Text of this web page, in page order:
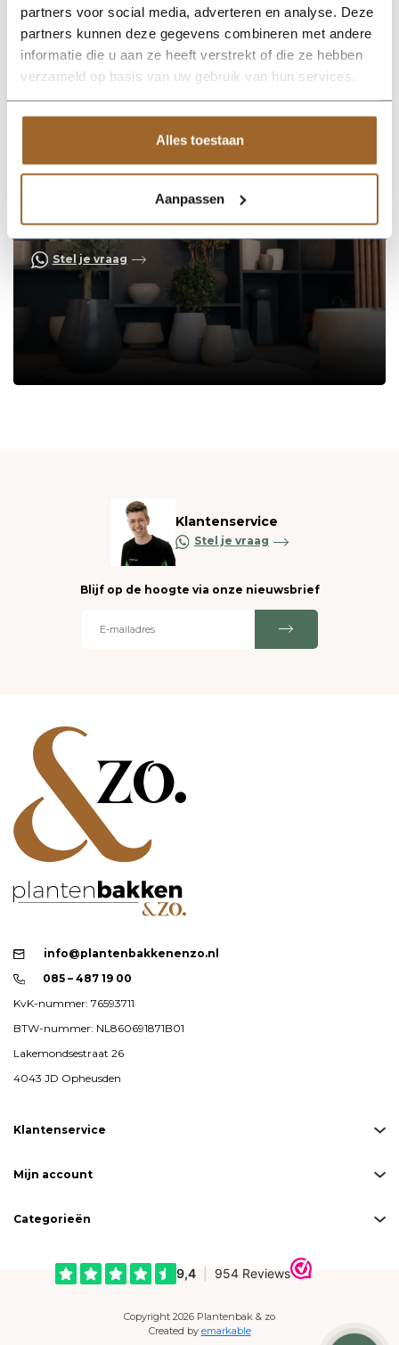
partners voor social media, adverteren en analyse. Deze
partners kunnen deze gegevens combineren met andere
informatie die u aan ze heeft verstrekt of die ze hebben
verzameld op basis van uw gebruik van hun services.
Alles toestaan
Aanpassen
bak voldoende aanwezigheid heeft zonder zijn elegante vorm
te verliezen. Praktische kenmerken: plantgat Ø58 en inhoud
210 liter. De afwerking in fiberglas zorgt voor een luxe look en
maakt deze plantenbak geschikt voor styling in huis, op
kantoor, op het terras of in de tuin. Combineer meerdere
maten of kleuren uit dezelfde serie voor een krachtig en
harmonieus geheel.
Op zoek naar een vakkundige
Stel je vraag
Klantenservice
Stel je vraag
Blijf op de hoogte via onze nieuwsbrief
info@plantenbakkenenzo.nl
085 – 487 19 00
KvK-nummer: 76593711
BTW-nummer: NL860691871B01
Lakemondsestraat 26
4043 JD Opheusden
Klantenservice
Mijn account
Categorieën
Copyright 2026 Plantenbak & zo
Created by emarkable